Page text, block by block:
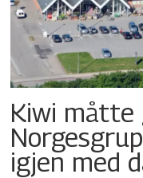
Kiwi måtte
igjen med